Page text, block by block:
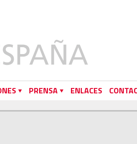
PRENSA ENLACES